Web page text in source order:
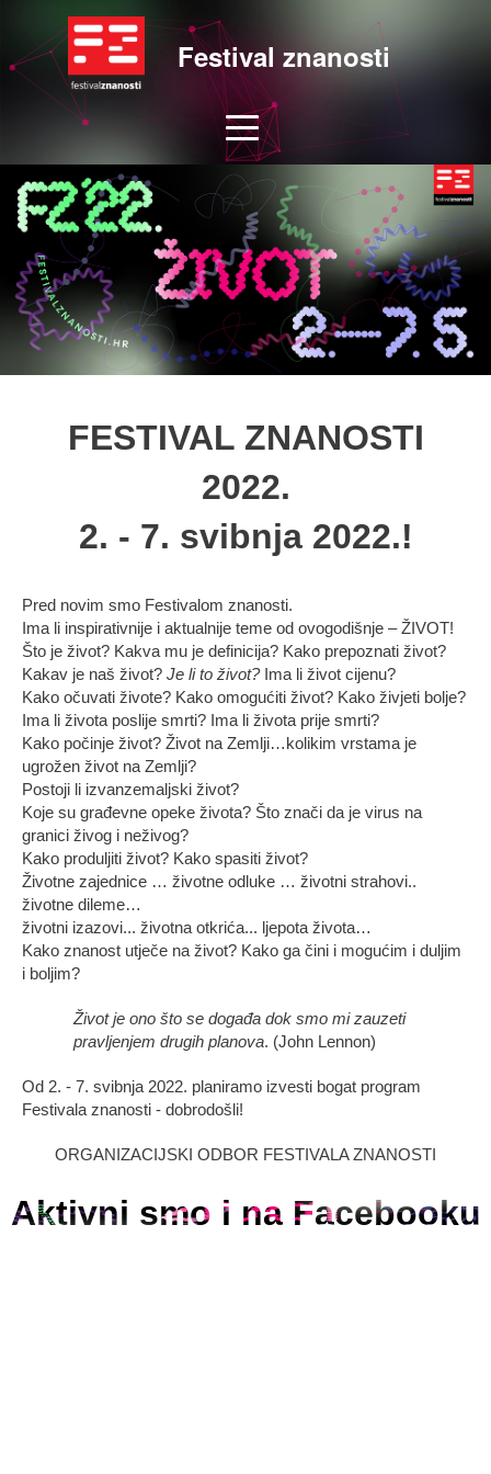
Festival znanosti
FESTIVAL ZNANOSTI
2022.
2. - 7. svibnja 2022.!
Pred novim smo Festivalom znanosti.
Ima li inspirativnije i aktualnije teme od ovogodišnje – ŽIVOT!
Što je život? Kakva mu je definicija? Kako prepoznati život?
Kakav je naš život?Je li to život?Ima li život cijenu?
Kako očuvati živote? Kako omogućiti život? Kako živjeti bolje?
Ima li života poslije smrti? Ima li života prije smrti?
Kako počinje život? Život na Zemlji…kolikim vrstama je
ugrožen život na Zemlji?
Postoji li izvanzemaljski život?
Koje su građevne opeke života? Što znači da je virus na
granici živog i neživog?
Kako produljiti život? Kako spasiti život?
Životne zajednice … životne odluke … životni strahovi..
životne dileme…
životni izazovi... životna otkrića... ljepota života…
Kako znanost utječe na život? Kako ga čini i mogućim i duljim
i boljim?
Život je ono što se događa dok smo mi zauzeti
pravljenjem drugih planova. (John Lennon)
Od 2. - 7. svibnja 2022. planiramo izvesti bogat program
Festivala znanosti - dobrodošli!
ORGANIZACIJSKI ODBOR FESTIVALA ZNANOSTI
Aktivni smo i na Facebooku